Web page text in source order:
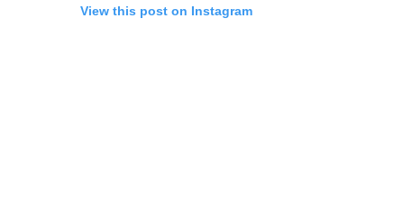
View this post on Instagram